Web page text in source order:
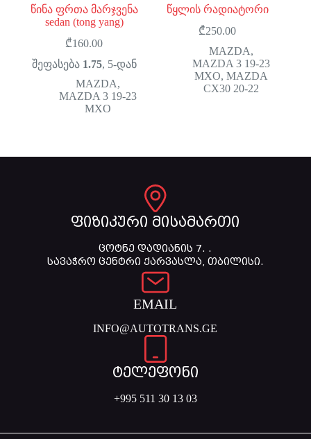
წინა ფრთა მარჯვენა
sedan (tong yang)
₾160.00
შეფასება 1.75, 5-დან
MAZDA,
MAZDA 3 19-23
MXO
წყლის რადიატორი
₾250.00
MAZDA,
MAZDA 3 19-23
MXO,MAZDA
CX30 20-22
ფიზიკური მისამართი
ცოტნე დადიანის 7. .
სავაჭრო ცენტრი ქარვასლა, თბილისი.
EMAIL
INFO@AUTOTRANS.GE
ტელეფონი
+995 511 30 13 03